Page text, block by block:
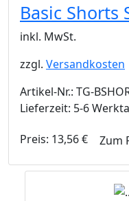
Basic Shorts
inkl. MwSt.
zzgl. Versandkosten
Artikel-Nr.: TG-
Lieferzeit: 5-6
Preis: 13,56€ Zum